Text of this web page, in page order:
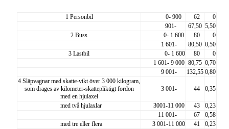
1 Personbil 0- 900 62
0
901-
67,50 5,50
2 Buss
0- 1 600 80
0
1 601-
80,50 0,50
3 Lastbil
0- 1 600 80
0
1 601- 9 000 80,75 0,70
9 001-
132,55 0,80
4 Släpvagnar med skatte-vikt över 3 000 kilogram,
som drages av kilometer-skattepliktigt fordon
med en hjulaxel
3 001- 44 0,35
med två hjulaxlar 3001-11 000 43
0,23
11 001-
67
0,58
med tre eller flera
3 001-11 000 41
0,23